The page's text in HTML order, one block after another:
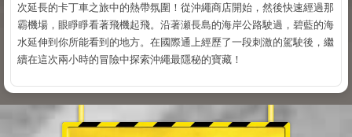
次延長的卡丁車之旅中的熱帶氛圍！從沖繩商店開始，然後快速經過那
霸機場，眼睜睜看著飛機起飛。沿著瀬長島的海岸公路駛過，碧藍的海
水延伸到你所能看到的地方。在國際通上經歷了一段刺激的駕駛後，繼
續在這次兩小時的冒險中探索沖繩最隱秘的寶藏！